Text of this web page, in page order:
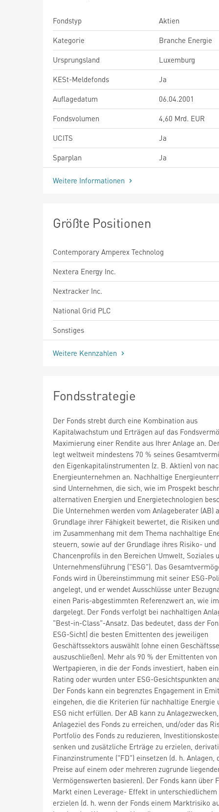
Fondstyp
Aktien
Kategorie
Branche Energie
Ursprungsland
Luxemburg
KESt-Meldefonds
Ja
Auflagedatum
06.04.2001
Fondsvolumen
4,60 Mrd. EUR
UCITS
Ja
Sparplan
Ja
Weitere Informationen
Größte Positionen
Contemporary Amperex Technolog
Nextera Energy Inc.
Nextracker Inc.
National Grid PLC
Sonstiges
Weitere Kennzahlen
Fondsstrategie
Der Fonds strebt durch eine Kombination aus
Kapitalwachstum und Erträgen auf das
Maximierung einer Rendite aus Ihrer Anlage an.
legt weltweit mindestens 70 % seines
den Eigenkapitalinstrumenten (z. B. Aktien) von
Energieunternehmen an. Nachhaltige
sind Unternehmen, die sich, wie im Prospekt
alternativen Energien und Energietechnologien
Die Unternehmen werden vom Anlageberater (AB)
Grundlage ihrer Fähigkeit bewertet, die Risiken
im Zusammenhang mit dem Thema nachhaltige
steuern, sowie auf der Grundlage ihres Risiko- und
Chancenprofils in den Bereichen Umwelt, Soziales
Unternehmensführung ("ESG"). Das
Fonds wird in Übereinstimmung mit seiner ESG-
angelegt, und er wendet Ausschlüsse unter
einen Paris-abgestimmten Referenzwert an, wie
dargelegt. Der Fonds verfolgt bei nachhaltigen
"Best-in-Class"-Ansatz. Das bedeutet, dass der
ESG-Sicht) die besten Emittenten des jeweiligen
Geschäftssektors auswählt (ohne einen
auszuschließen). Mehr als 90 % der Emittenten von
Wertpapieren, in die der Fonds investiert, haben
Rating oder wurden unter ESG-Gesichtspunkten
Der Fonds kann ein begrenztes Engagement in
eingehen, die die Kriterien für nachhaltige Energie
ESG nicht erfüllen. Der AB kann zu
Anlageziel des Fonds zu erreichen, und/oder das
Portfolio des Fonds zu reduzieren,
senken und zusätzliche Erträge zu erzielen,
Finanzinstrumente ("FD") einsetzen (d. h. Anlagen,
Preise auf einem oder mehreren zugrunde
Vermögenswerten basieren). Der Fonds kann über
Markt einen Leverage- Effekt in unterschiedlichem
erzielen (d. h. wenn der Fonds einem Marktrisiko